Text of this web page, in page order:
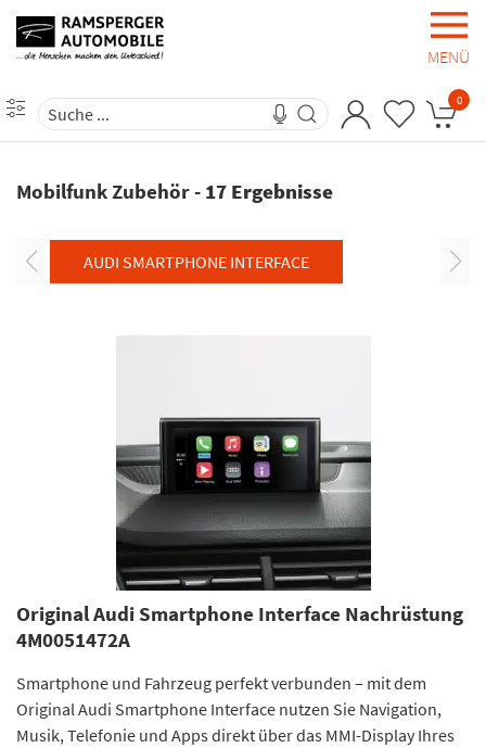
MENÜ
0
Mobilfunk Zubehör- 17 Ergebnisse
AUDI SMARTPHONE INTERFACE
Original Audi Smartphone Interface Nachrüstung
4M0051472A
Smartphone und Fahrzeug perfekt verbunden – mit dem
Original Audi Smartphone Interface nutzen Sie Navigation,
Musik, Telefonie und Apps direkt über das MMI-Display Ihres